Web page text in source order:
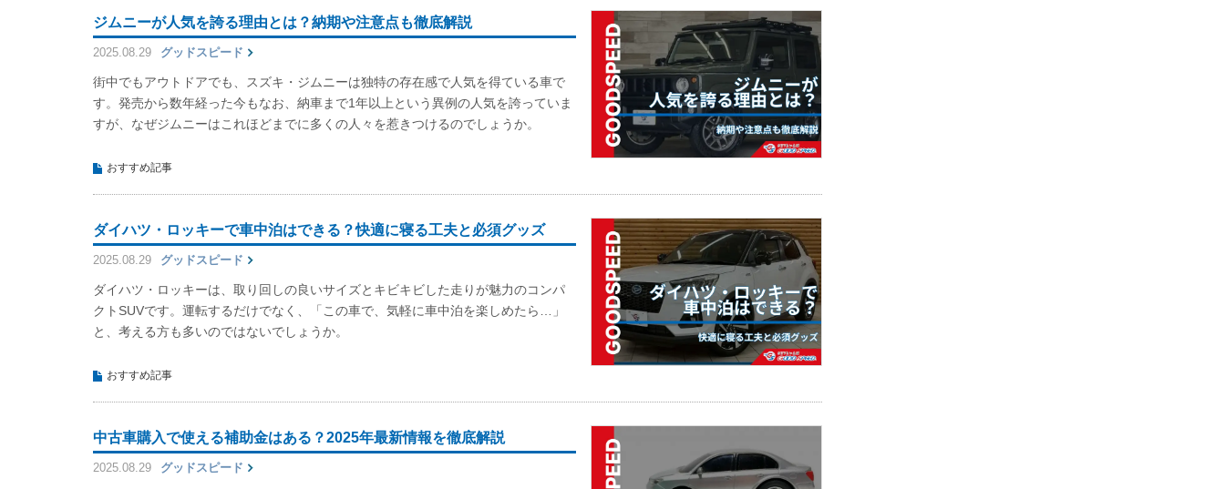
ジムニーが人気を誇る理由とは？納期や注意点も徹底解説
2025.08.29 グッドスピード
街中でもアウトドアでも、スズキ・ジムニーは独特の存在感で人気を得ている車で
す。発売から数年経った今もなお、納車まで1年以上という異例の人気を誇っていま
すが、なぜジムニーはこれほどまでに多くの人々を惹きつけるのでしょうか。
おすすめ記事
ダイハツ・ロッキーで車中泊はできる？快適に寝る工夫と必須グッズ
2025.08.29 グッドスピード
ダイハツ・ロッキーは、取り回しの良いサイズとキビキビした走りが魅力のコンパ
クトSUVです。運転するだけでなく、「この車で、気軽に車中泊を楽しめたら…」
と、考える方も多いのではないでしょうか。
おすすめ記事
中古車購入で使える補助金はある？2025年最新情報を徹底解説
2025.08.29 グッドスピード